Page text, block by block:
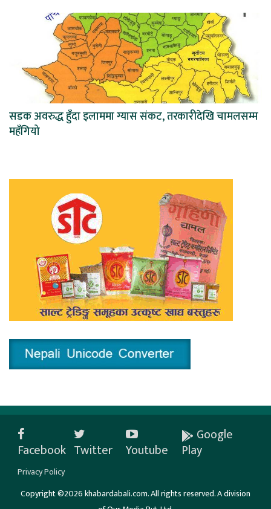
सडक अवरुद्ध हुँदा इलाममा ग्यास संकट, तरकारीदेखि चामलसम्म
महँगियो
Facebook Twitter Youtube
Google
Play
Privacy Policy
Copyright ©2026 khabardabali.com. All rights reserved. A division